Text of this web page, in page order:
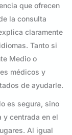
que ofrecen
la consulta
claramente
Tanto si
Medio o
médicos y
de ayudarle.
es segura, sino
y centrada en el
Al igual